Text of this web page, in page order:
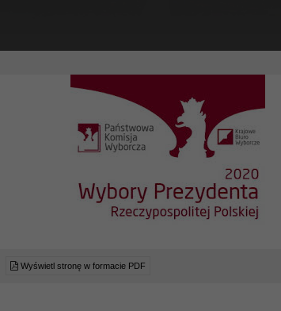
Wyświetl stronę w formacie PDF